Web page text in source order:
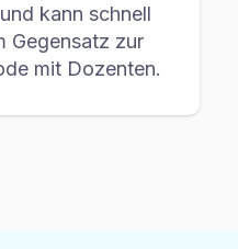
kann schnell
Gegensatz zur
mit Dozenten.